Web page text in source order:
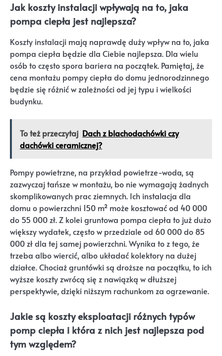
Jak koszty instalacji wpływają na to, jaka
pompa ciepła jest najlepsza?
Koszty instalacji mają naprawdę duży wpływ na to, jaka
pompa ciepła będzie dla Ciebie najlepsza. Dla wielu
osób to często spora bariera na początek. Pamiętaj, że
cena montażu pompy ciepła do domu jednorodzinnego
będzie się różnić w zależności od jej typu i wielkości
budynku.
To też przeczytaj Dach z blachodachówki czy
dachówki ceramicznej?
Pompy powietrzne, na przykład powietrze-woda, są
zazwyczaj tańsze w montażu, bo nie wymagają żadnych
skomplikowanych prac ziemnych. Ich instalacja dla
domu o powierzchni 150 m² może kosztować od 40 000
do 55 000 zł. Z kolei gruntowa pompa ciepła to już dużo
większy wydatek, często w przedziale od 60 000 do 85
000 zł dla tej samej powierzchni. Wynika to z tego, że
trzeba albo wiercić, albo układać kolektory na dużej
działce. Chociaż gruntówki są droższe na początku, to ich
wyższe koszty zwrócą się z nawiązką w dłuższej
perspektywie, dzięki niższym rachunkom za ogrzewanie.
Jakie są koszty eksploatacji różnych typów
pomp ciepła i która z nich jest najlepsza pod
tym względem?